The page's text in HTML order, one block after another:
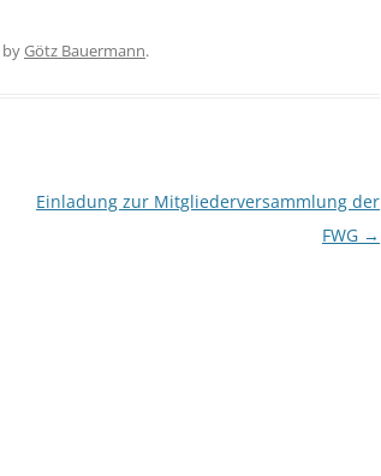
byGötz Bauermann.
Einladung zur Mitgliederversammlung der
FWG →